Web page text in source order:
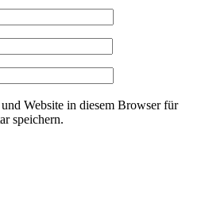
Website in diesem Browser für
speichern.